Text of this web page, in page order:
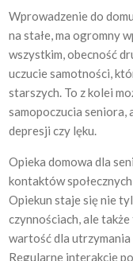
Wprowadzenie do
na stałe, ma ogromny
wszystkim, obecność
uczucie samotności,
starszych. To z kolei
samopoczucia seniora,
depresji czy lęku.
Opieka domowa dla
kontaktów
Opiekun staje się nie
czynnościach, ale
wartość dla utrzymania
Regularne interakcje